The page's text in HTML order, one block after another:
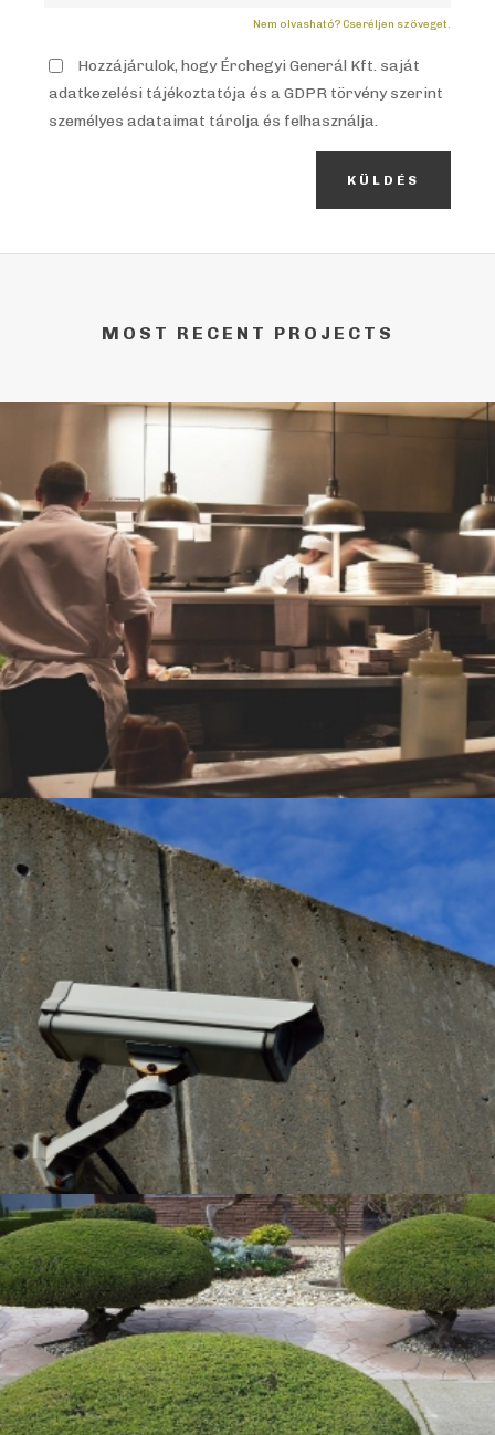
Nem olvasható? Cseréljen szöveget.
Hozzájárulok, hogy Érchegyi Generál Kft. saját
adatkezelési tájékoztatója és a GDPR törvény szerint
személyes adataimat tárolja és felhasználja.
KÜLDÉS
MOST RECENT PROJECTS